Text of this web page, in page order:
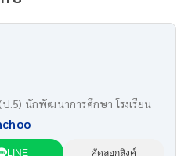
.5) นักพัฒนาการศึกษา โรงเรียน
LINE คัดลอกลิงค์